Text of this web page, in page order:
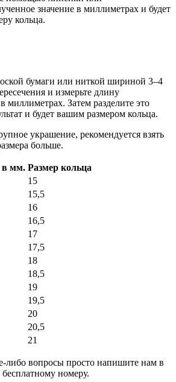
значение в миллиметрах и будет
кольца.
бумаги или ниткой шириной 3–4
и измерьте длину
миллиметрах. Затем разделите это
и будет вашим размером кольца.
украшение, рекомендуется взять
больше.
в мм. Размер кольца
15
15,5
16
16,5
17
17,5
18
18,5
19
19,5
20
20,5
21
либо вопросы просто напишите нам в
номеру.